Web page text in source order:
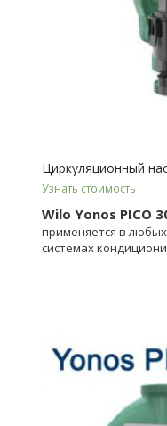
Циркуляционный
Узнать стоимость
Wilo Yonos PICO
применяется в
системах